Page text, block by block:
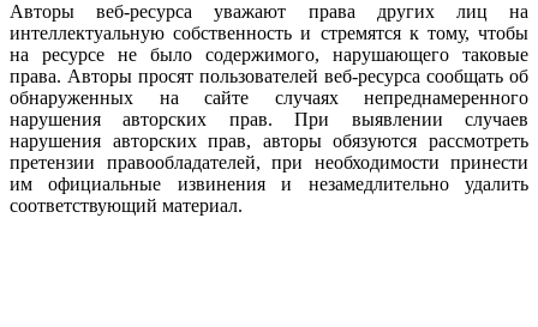
Авторы веб-ресурса уважают права других лиц на
интеллектуальную собственность и стремятся к тому, чтобы
на ресурсе не было содержимого, нарушающего таковые
права. Авторы просят пользователей веб-ресурса сообщать об
обнаруженных на сайте случаях непреднамеренного
нарушения авторских прав. При выявлении случаев
нарушения авторских прав, авторы обязуются рассмотреть
претензии правообладателей, при необходимости принести
им официальные извинения и незамедлительно удалить
соответствующий материал.